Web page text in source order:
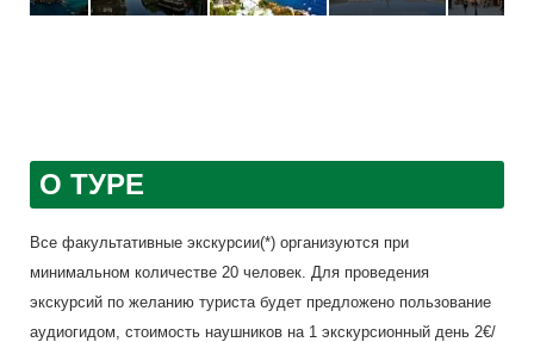
О ТУРЕ
Все факультативные экскурсии(*) организуются при
минимальном количестве 20 человек. Для проведения
экскурсий по желанию туриста будет предложено пользование
аудиогидом, стоимость наушников на 1 экскурсионный день 2€/